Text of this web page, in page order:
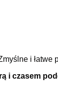
i łatwe
i czasem